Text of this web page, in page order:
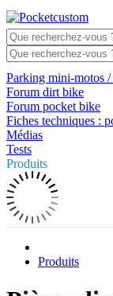
Parking mini-motos
Forum dirt bike
Forum pocket bike
Fiches techniques :
Médias
Tests
Produits
Produits